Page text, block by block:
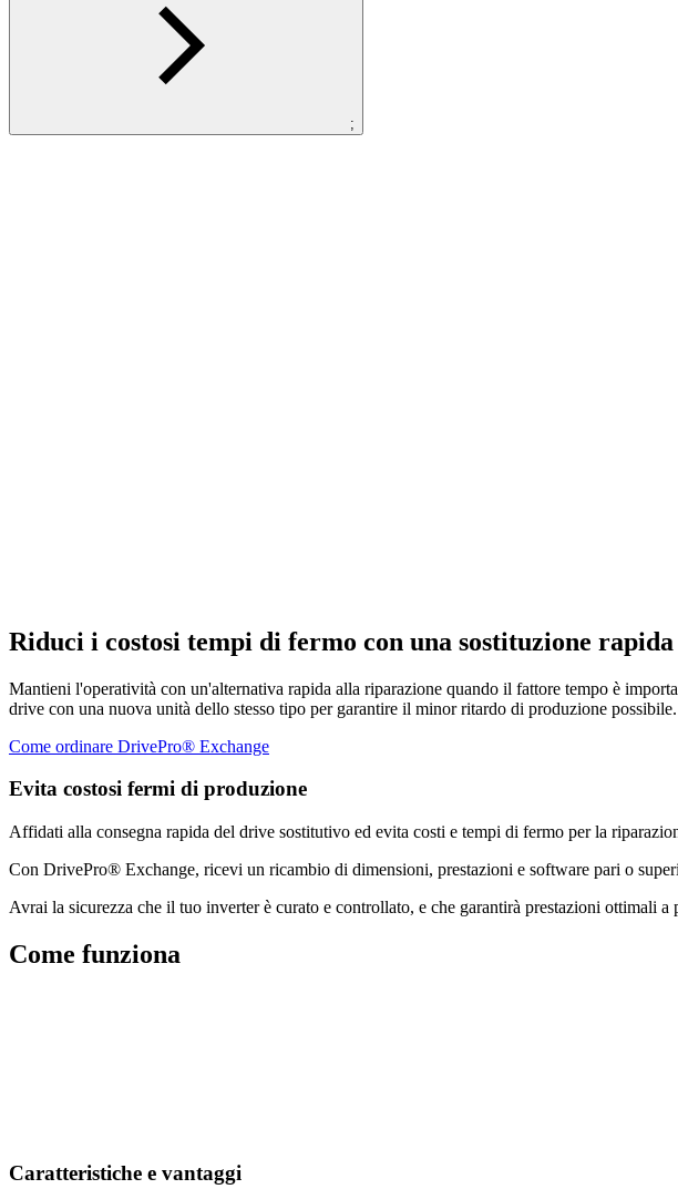
;
Riduci i costosi tempi di fermo con una sostituzione rapida
Mantieni l'operatività con un'alternativa rapida alla riparazione quando il fattore tempo è
drive con una nuova unità dello stesso tipo per garantire il minor ritardo di produzione possibile.
Come ordinare DrivePro® Exchange
Evita costosi fermi di produzione
Affidati alla consegna rapida del drive sostitutivo ed evita costi e tempi di fermo per la
Con DrivePro® Exchange, ricevi un ricambio di dimensioni, prestazioni e software pari o
Avrai la sicurezza che il tuo inverter è curato e controllato, e che garantirà prestazioni ottimali
Come funziona
Caratteristiche e vantaggi